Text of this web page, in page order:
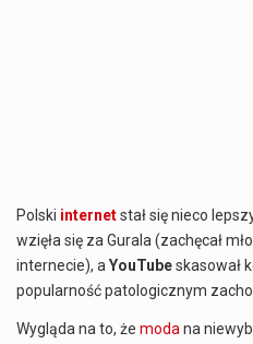
Polski internetstał się nieco
wzięła się za Gurala (zachęcał
internecie), a YouTubeskasował
popularność patologicznym
Wygląda na to, że modana